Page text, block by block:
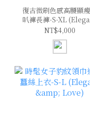
復古微刷色感高腰顯
叭褲長褲-S-XL
& Love)
NT$4,000